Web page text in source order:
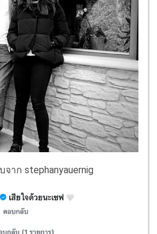
าก stephanyauernig